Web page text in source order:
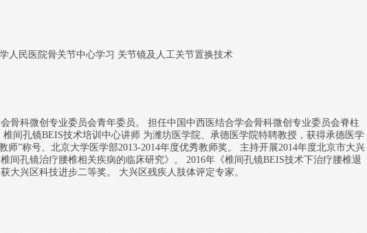
人民医院骨关节中心学习 关节镜及人工关节置换技术
骨科微创专业委员会青年委员。 担任中国中西医结合学会骨科微创专业委员会脊柱
间孔镜BEIS技术培训中心讲师 为潍坊医学院、承德医学院特聘教授，获得承德医学
师”称号、北京大学医学部2013-2014年度优秀教师奖。 主持开展2014年度北京市大兴
间孔镜治疗腰椎相关疾病的临床研究》。 2016年《椎间孔镜BEIS技术下治疗腰椎退
大兴区科技进步二等奖。 大兴区残疾人肢体评定专家。